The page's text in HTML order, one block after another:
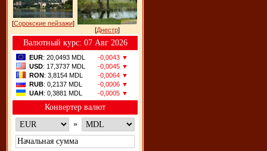
[Сорокские пейзажи]
[Днестр]
Bалютный курс: 07 Авг 2026
EUR: 20,0493 MDL
-0,0043 ▼
USD: 17,3737 MDL
-0,0045 ▼
RON: 3,8154 MDL
-0,0064 ▼
RUB: 0,2137 MDL
-0,0006 ▼
UAH: 0,3881 MDL -0,0005 ▼
Конвертер валют
»